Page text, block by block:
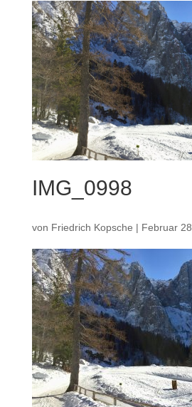
IMG_0998
von Friedrich Kopsche | Februar